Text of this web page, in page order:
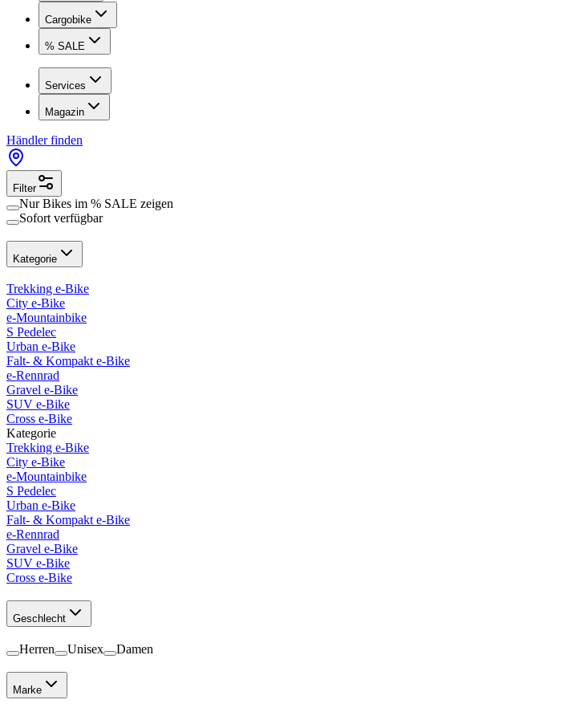
Cargobike
% SALE
Services
Magazin
Händler finden
Filter
Nur Bikes im % SALE zeigen
Sofort verfügbar
Kategorie
Trekking e-Bike
City e-Bike
e-Mountainbike
S Pedelec
Urban e-Bike
Falt- & Kompakt e-Bike
e-Rennrad
Gravel e-Bike
SUV e-Bike
Cross e-Bike
Kategorie
Trekking e-Bike
City e-Bike
e-Mountainbike
S Pedelec
Urban e-Bike
Falt- & Kompakt e-Bike
e-Rennrad
Gravel e-Bike
SUV e-Bike
Cross e-Bike
Geschlecht
Herren Unisex Damen
Marke